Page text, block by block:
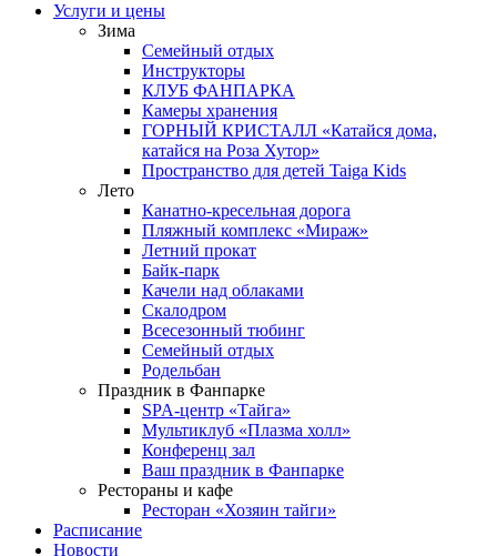
Услуги и цены
Зима
Семейный отдых
Инструкторы
КЛУБ ФАНПАРКА
Камеры хранения
ГОРНЫЙ КРИСТАЛЛ «Катайся дома,
катайся на Роза Хутор»
Пространство для детей Taiga Kids
Лето
Канатно-кресельная дорога
Пляжный комплекс «Мираж»
Летний прокат
Байк-парк
Качели над облаками
Скалодром
Всесезонный тюбинг
Семейный отдых
Родельбан
Праздник в Фанпарке
SPA-центр «Тайга»
Мультиклуб «Плазма холл»
Конференц зал
Ваш праздник в Фанпарке
Рестораны и кафе
Ресторан «Хозяин тайги»
Расписание
Новости